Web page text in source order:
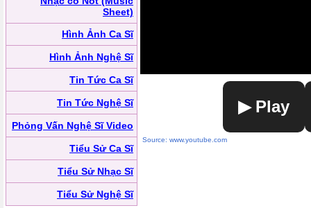
Sheet)
Hình Ảnh Ca Sĩ
Hình Ảnh Nghệ Sĩ
Tin Tức Ca Sĩ
Tin Tức Nghệ Sĩ
Phỏng Vấn Nghệ Sĩ Video
Tiểu Sử Ca Sĩ
Tiểu Sử Nhạc Sĩ
Tiểu Sử Nghệ Sĩ
▶ Play
Source: www.youtube.com